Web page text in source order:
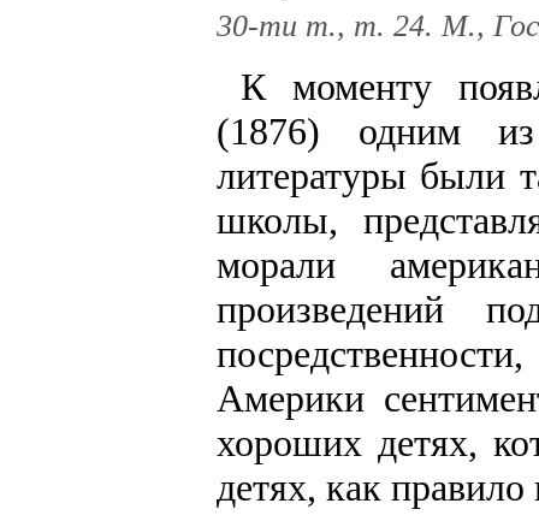
30-ти т., т. 24. М.,
К моменту
(1876) одним из
литературы были
школы,
морали
произведений
Америки
хороших детях,
детях, как